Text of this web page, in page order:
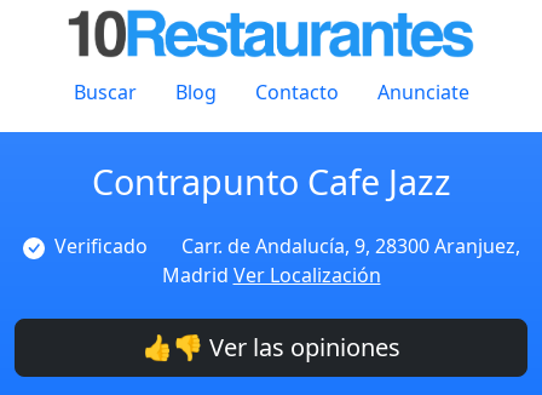
Buscar Blog Contacto Anunciate
Contrapunto Cafe Jazz
Verificado
Carr. de Andalucía, 9, 28300 Aranjuez,
Madrid Ver Localización
👍👎 Ver las opiniones